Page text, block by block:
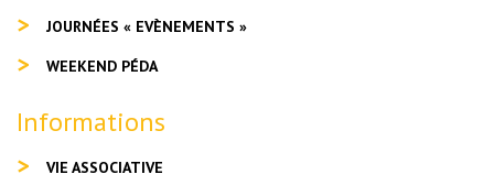
JOURNÉES « EVÈNEMENTS »
WEEKEND PÉDA
Informations
VIE ASSOCIATIVE